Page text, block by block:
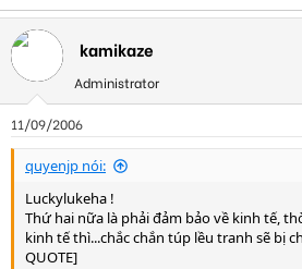
kamikaze
Administrator
11/09/2006
quyenjp nói:
Luckylukeha !
Thứ hai nữa là phải đảm bảo về kinh tế,
kinh tế thì...chắc chắn túp lều tranh sẽ bị
QUOTE]